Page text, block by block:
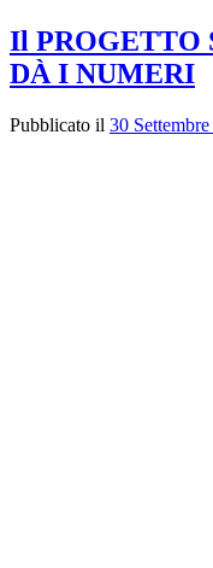
Il PROGETTO
DÀ I NUMERI
Pubblicato il 30